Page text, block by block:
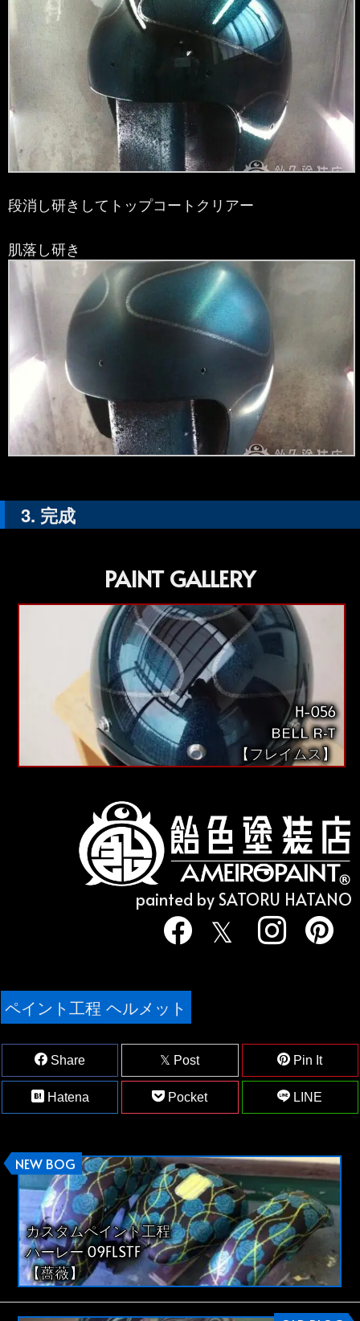
段消し研きしてトップコートクリアー
肌落し研き
完成
PAINT GALLERY
H-056
BELL R-T
【フレイムス】
painted by SATORU HATANO
ペイント工程 ヘルメット
Share Post Pin It
Hatena Pocket LINE
NEW BOG
カスタムペイント工程
ハーレー 09FLSTF
【薔薇】